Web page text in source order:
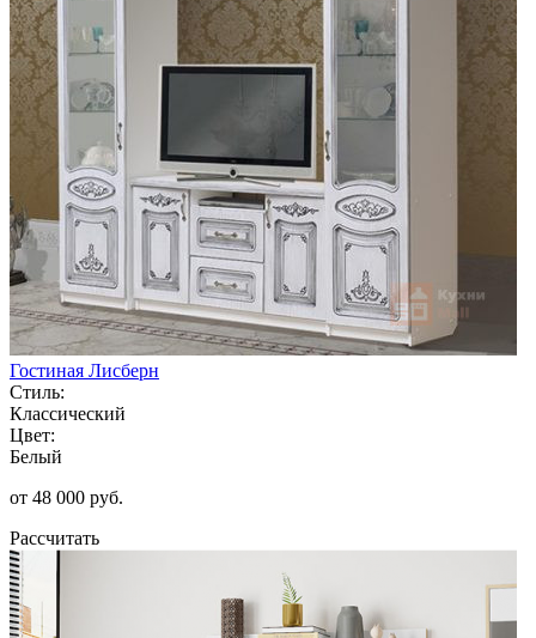
Гостиная Лисберн
Стиль:
Классический
Цвет:
Белый
от 48 000 руб.
Рассчитать